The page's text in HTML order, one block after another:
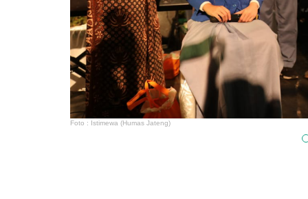
Foto : Istimewa (Humas Jateng)